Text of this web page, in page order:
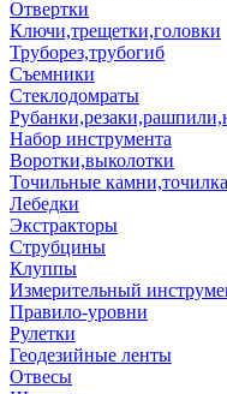
Отвертки
Ключи,трещетки,головки
Труборез,трубогиб
Съемники
Стеклодомраты
Набор инструмента
Воротки,выколотки
Точильные камни,точилка
Лебедки
Экстракторы
Струбцины
Клуппы
Измерительный
Правило-уровни
Рулетки
Геодезийные ленты
Отвесы